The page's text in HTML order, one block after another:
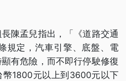
陳孟兒指出，「《道路交通
規定，汽車引擎、底盤、電
有危險，而不即行停駛修復
幣1800元以上到3600元以下